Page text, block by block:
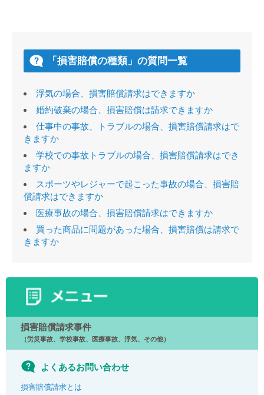
「損害賠償の種類」の質問一覧
浮気の場合、損害賠償請求はできますか
婚約破棄の場合、損害賠償は請求できますか
仕事中の事故、トラブルの場合、損害賠償請求はで
きますか
学校での事故トラブルの場合、損害賠償請求はでき
ますか
スポーツやレジャーで起こった事故の場合、損害賠
償請求はできますか
医療事故の場合、損害賠償請求はできますか
買った商品に問題があった場合、損害賠償は請求で
きますか
損害賠償請求事件
（労災事故、学校事故、医療事故、浮気、その他）
よくあるお問い合わせ
損害賠償請求とは